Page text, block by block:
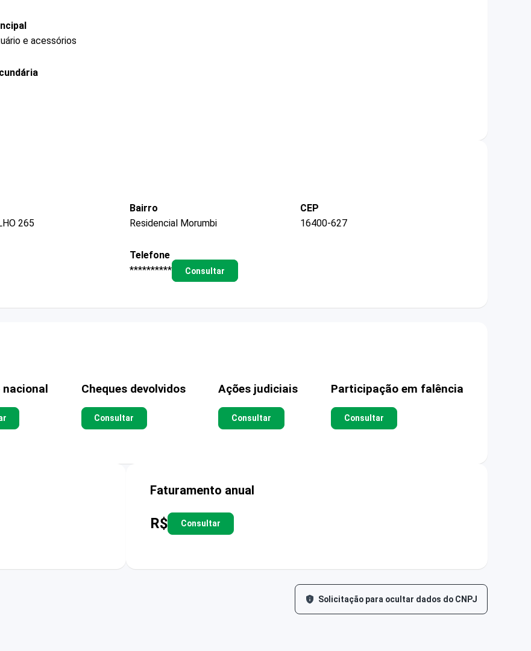
e acessórios
265
Bairro
Residencial Morumbi
CEP
16400-627
Telefone
**********
Consultar
Cheques devolvidos
Consultar
Ações judiciais
Consultar
Participação em falência
Consultar
Faturamento anual
R$ Consultar
Solicitação para ocultar dados do CNPJ